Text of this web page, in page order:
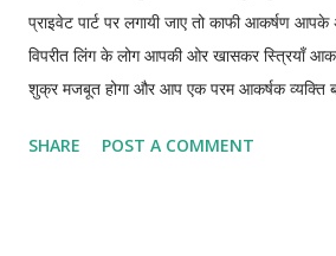
प्राइवेट पार्ट पर लगायी जाए तो काफी आकर्षण
विपरीत लिंग के लोग आपकी ओर खासकर स्त्रियाँ
शुक्र मजबूत होगा और आप एक परम आकर्षक व्यक्ति
SHARE POST A COMMENT